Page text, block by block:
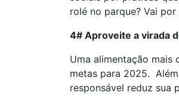
rolé no parque? Vai
4# Aproveite a virada
Uma alimentação
metas para 2025.
responsável reduz sua